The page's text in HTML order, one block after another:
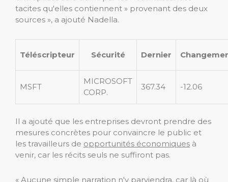
tacites qu'elles contiennent » provenant des deux
sources », a ajouté Nadella.
Téléscripteur Sécurité Dernier
MSFT
MICROSOFT
CORP.
367.34 -12.06
Il a ajouté que les entreprises devront prendre des
mesures concrètes pour convaincre le public et
les travailleurs de opportunités économiques à
venir, car les récits seuls ne suffiront pas.
« Aucune simple narration n'y parviendra, car là où